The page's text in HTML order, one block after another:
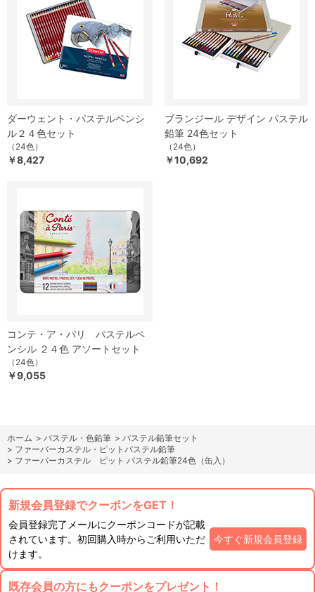
ダーウェント・パステルペンシ
ル２４色セット
（24色）
￥8,427
ブランジール デザイン パステル
鉛筆 24色セット
（24色）
￥10,692
コンテ・ア・パリ パステルペ
ンシル ２４色 アソートセット
（24色）
￥9,055
ホーム > パステル・色鉛筆 > パステル鉛筆セット
> ファーバーカステル・ピットパステル鉛筆
> ファーバーカステル ピット パステル鉛筆24色（缶入）
新規会員登録でクーポンをGET！
会員登録完了メールにクーポンコードが記載
されています。初回購入時からご利用いただ
けます。
今すぐ新規会員登録
既存会員の方にもクーポンをプレゼント！